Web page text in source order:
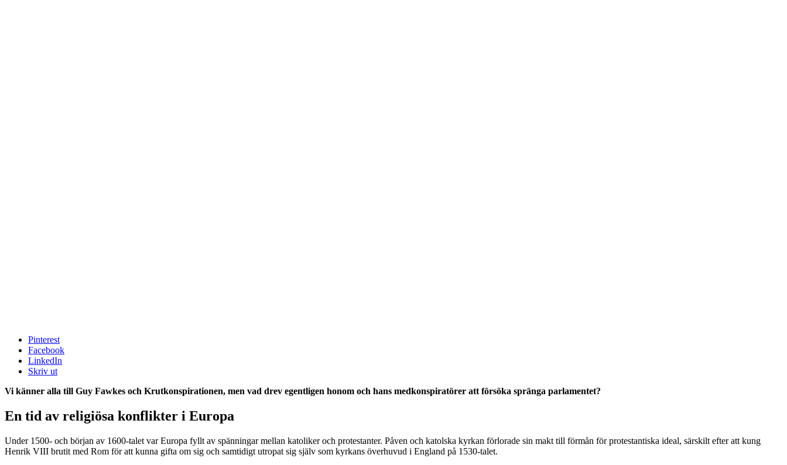
Pinterest
Facebook
LinkedIn
Skriv ut
Vi känner alla till Guy Fawkes och Krutkonspirationen, men vad drev egentligen honom och hans medkonspiratörer att försöka spränga parlamentet?
En tid av religiösa konflikter i Europa
Under 1500- och början av 1600-talet var Europa fyllt av spänningar mellan katoliker och protestanter. Påven och katolska kyrkan förlorade sin makt till förmån för protestantiska ideal, särskilt efter att kung
Henrik VIII brutit med Rom för att kunna gifta om sig och samtidigt utropat sig själv som kyrkans överhuvud i England på 1530-talet.